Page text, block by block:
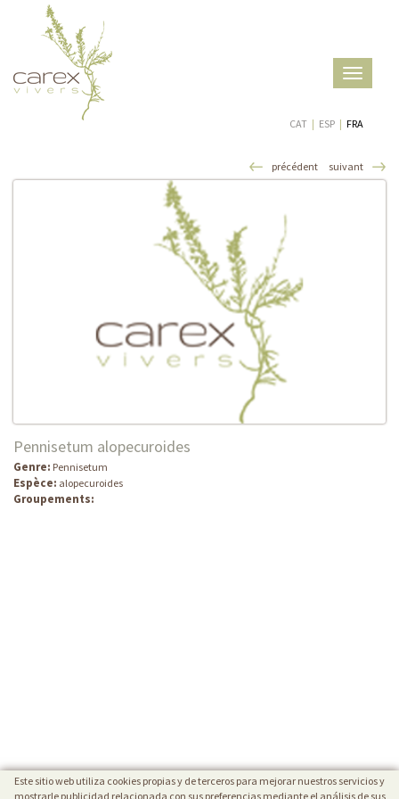
Toggle
CAT | ESP | FRA
précédent suivant
Pennisetum alopecuroides
Genre: Pennisetum
Espèce: alopecuroides
Groupements:
Este sitio web utiliza cookies propias y de terceros para mejorar nuestros servicios y
mostrarle publicidad relacionada con sus preferencias mediante el análisis de sus